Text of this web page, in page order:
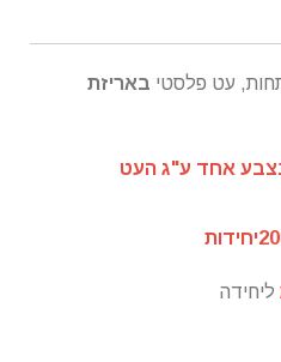
עט פלסטי באריזת
אחד ע"ג העט
ליחידה